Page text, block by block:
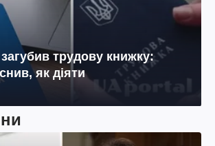
трудову книжку:
як діяти